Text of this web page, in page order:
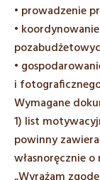
• prowadzenie
•
•
i
Wymagane
1) list
powinny
własnoręcznie